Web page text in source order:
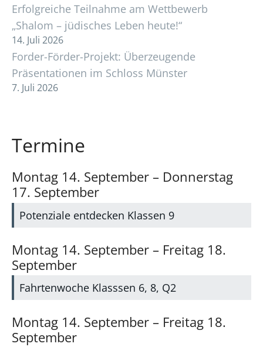
Erfolgreiche Teilnahme am Wettbewerb
„Shalom – jüdisches Leben heute!“
14. Juli 2026
Forder-Förder-Projekt: Überzeugende
Präsentationen im Schloss Münster
7. Juli 2026
Termine
Montag 14. September – Donnerstag
17. September
Potenziale entdecken Klassen 9
Montag 14. September – Freitag 18.
September
Fahrtenwoche Klasssen 6, 8, Q2
Montag 14. September – Freitag 18.
September